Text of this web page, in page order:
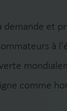
demande et
à
comme